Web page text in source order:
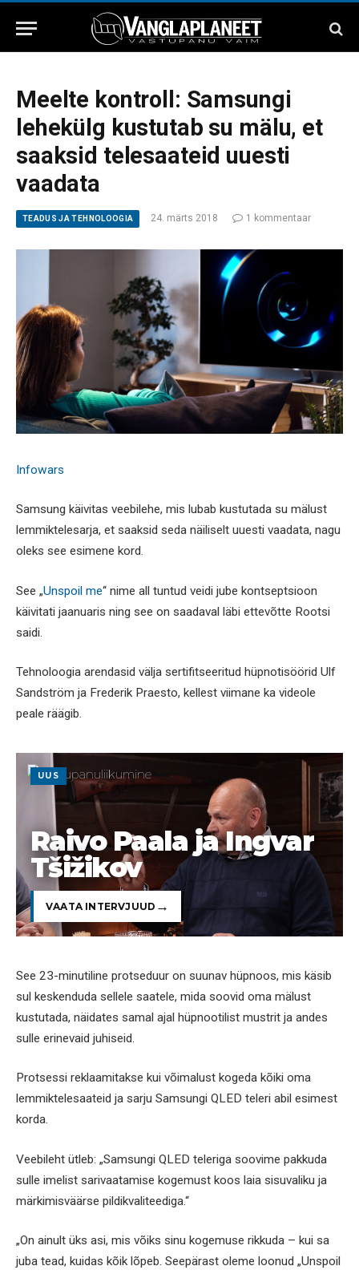
Meelte kontroll: Samsungi
lehekülg kustutab su mälu, et
saaksid telesaateid uuesti
vaadata
TEADUS JA TEHNOLOOGIA 24. märts 2018 1 kommentaar
Infowars
Samsung käivitas veebilehe, mis lubab kustutada su mälust
lemmiktelesarja, et saaksid seda näiliselt uuesti vaadata, nagu
oleks see esimene kord.
See „Unspoil me“ nime all tuntud veidi jube kontseptsioon
käivitati jaanuaris ning see on saadaval läbi ettevõtte Rootsi
saidi.
Tehnoloogia arendasid välja sertifitseeritud hüpnotisöörid Ulf
Sandström ja Frederik Praesto, kellest viimane ka videole
peale räägib.
UUS
Raivo Paala ja Ingvar
Tšižikov
VAATA INTERVJUUD
See 23-minutiline protseduur on suunav hüpnoos, mis käsib
sul keskenduda sellele saatele, mida soovid oma mälust
kustutada, näidates samal ajal hüpnootilist mustrit ja andes
sulle erinevaid juhiseid.
Protsessi reklaamitakse kui võimalust kogeda kõiki oma
lemmiktelesaateid ja sarju Samsungi QLED teleri abil esimest
korda.
Veebileht ütleb: „Samsungi QLED teleriga soovime pakkuda
sulle imelist sarivaatamise kogemust koos laia sisuvaliku ja
märkimisväärse pildikvaliteediga.“
„On ainult üks asi, mis võiks sinu kogemuse rikkuda – kui sa
juba tead, kuidas kõik lõpeb. Seepärast oleme loonud „Unspoil